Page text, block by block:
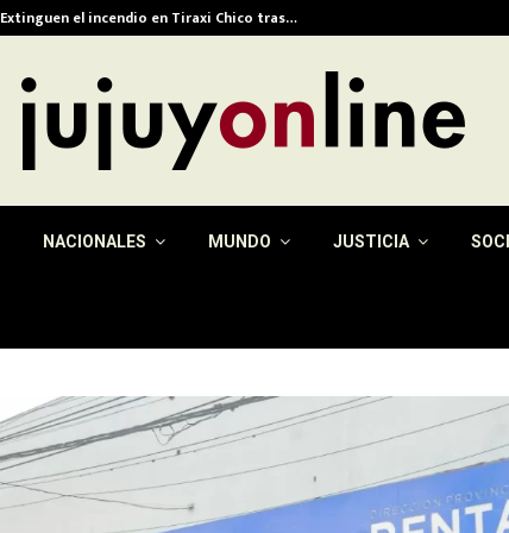
Extinguen el incendio en Tiraxi Chico tras…
NACIONALES MUNDO JUSTICIA